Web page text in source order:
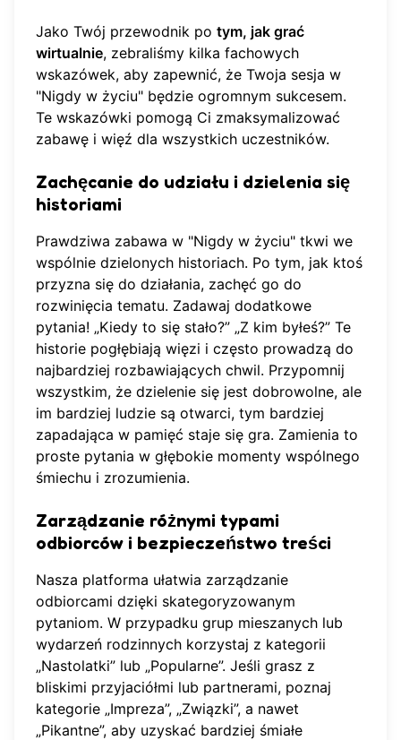
Jako Twój przewodnik po tym, jak grać
wirtualnie, zebraliśmy kilka fachowych
wskazówek, aby zapewnić, że Twoja sesja w
"Nigdy w życiu" będzie ogromnym sukcesem.
Te wskazówki pomogą Ci zmaksymalizować
zabawę i więź dla wszystkich uczestników.
Zachęcanie do udziału i dzielenia się
historiami
Prawdziwa zabawa w "Nigdy w życiu" tkwi we
wspólnie dzielonych historiach. Po tym, jak ktoś
przyzna się do działania, zachęć go do
rozwinięcia tematu. Zadawaj dodatkowe
pytania! „Kiedy to się stało?” „Z kim byłeś?” Te
historie pogłębiają więzi i często prowadzą do
najbardziej rozbawiających chwil. Przypomnij
wszystkim, że dzielenie się jest dobrowolne, ale
im bardziej ludzie są otwarci, tym bardziej
zapadająca w pamięć staje się gra. Zamienia to
proste pytania w głębokie momenty wspólnego
śmiechu i zrozumienia.
Zarządzanie różnymi typami
odbiorców i bezpieczeństwo treści
Nasza platforma ułatwia zarządzanie
odbiorcami dzięki skategoryzowanym
pytaniom. W przypadku grup mieszanych lub
wydarzeń rodzinnych korzystaj z kategorii
„Nastolatki” lub „Popularne”. Jeśli grasz z
bliskimi przyjaciółmi lub partnerami, poznaj
kategorie „Impreza”, „Związki”, a nawet
„Pikantne”, aby uzyskać bardziej śmiałe